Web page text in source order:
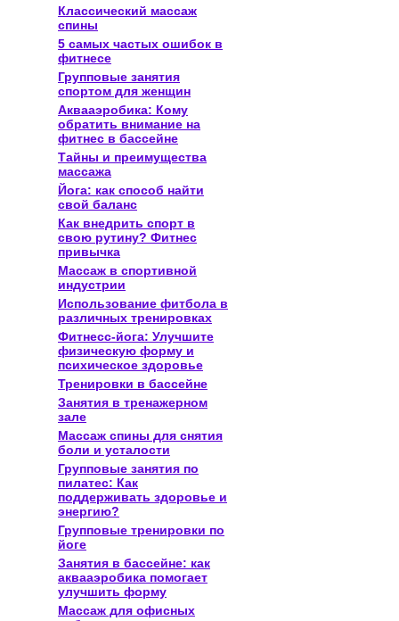
Классический массаж
спины
5 самых частых ошибок в
фитнесе
Групповые занятия
спортом для женщин
Аквааэробика: Кому
обратить внимание на
фитнес в бассейне
Тайны и преимущества
массажа
Йога: как способ найти
свой баланс
Как внедрить спорт в
свою рутину? Фитнес
привычка
Массаж в спортивной
индустрии
Использование фитбола в
различных тренировках
Фитнесс-йога: Улучшите
физическую форму и
психическое здоровье
Тренировки в бассейне
Занятия в тренажерном
зале
Массаж спины для снятия
боли и усталости
Групповые занятия по
пилатес: Как
поддерживать здоровье и
энергию?
Групповые тренировки по
йоге
Занятия в бассейне: как
аквааэробика помогает
улучшить форму
Массаж для офисных